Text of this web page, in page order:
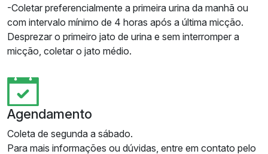
-Coletar preferencialmente a primeira urina da manhã ou
com intervalo mínimo de 4 horas após a última micção.
Desprezar o primeiro jato de urina e sem interromper a
micção, coletar o jato médio.
Agendamento
Coleta de segunda a sábado.
Para mais informações ou dúvidas, entre em contato pelo